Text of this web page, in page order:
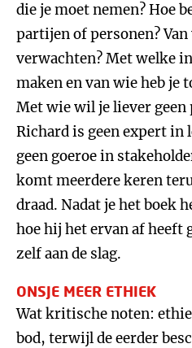
die je moet nemen? Hoe
partijen of personen?
verwachten? Met welke
maken en van wie heb je
Met wie wil je liever
Richard is geen expert in
geen goeroe in
komt meerdere keren
draad. Nadat je het boek
hoe hij het ervan af heeft
zelf aan de slag.
ONSJE MEER ETHIEK
Wat kritische noten:
bod, terwijl de eerder